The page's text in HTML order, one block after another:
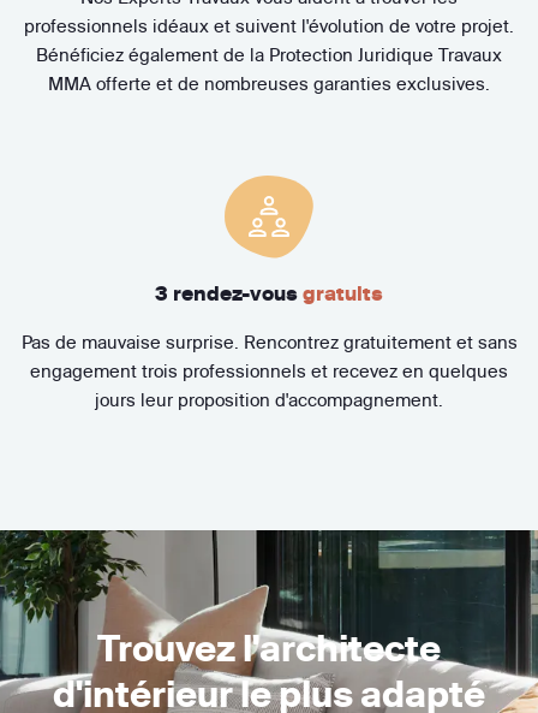
professionnels idéaux et suivent l'évolution de votre projet.
Bénéficiez également de la Protection Juridique Travaux
MMA offerte et de nombreuses garanties exclusives.
3 rendez-vous gratuits
Pas de mauvaise surprise. Rencontrez gratuitement et sans
engagement trois professionnels et recevez en quelques
jours leur proposition d'accompagnement.
Trouvez l'architecte
d'intérieur le plus adapté